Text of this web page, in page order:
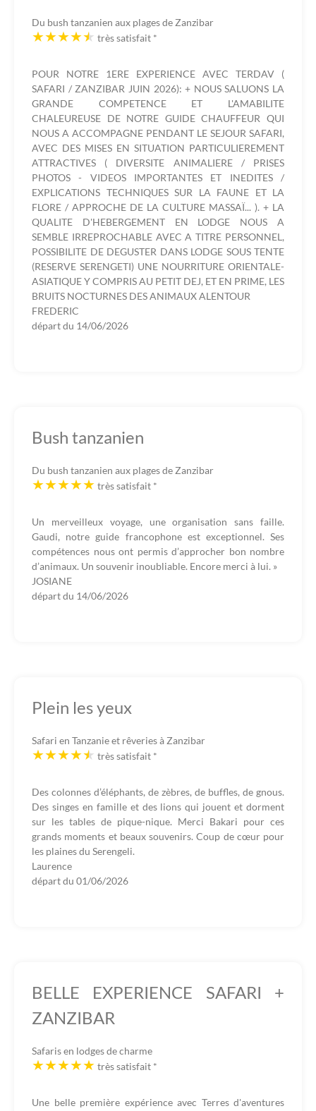
Du bush tanzanien aux plages de Zanzibar
très satisfait *
POUR NOTRE 1ERE EXPERIENCE AVEC TERDAV (
SAFARI / ZANZIBAR JUIN 2026): + NOUS SALUONS LA
GRANDE COMPETENCE ET L'AMABILITE
CHALEUREUSE DE NOTRE GUIDE CHAUFFEUR QUI
NOUS A ACCOMPAGNE PENDANT LE SEJOUR SAFARI,
AVEC DES MISES EN SITUATION PARTICULIEREMENT
ATTRACTIVES ( DIVERSITE ANIMALIERE / PRISES
PHOTOS - VIDEOS IMPORTANTES ET INEDITES /
EXPLICATIONS TECHNIQUES SUR LA FAUNE ET LA
FLORE / APPROCHE DE LA CULTURE MASSAÏ... ). + LA
QUALITE D'HEBERGEMENT EN LODGE NOUS A
SEMBLE IRREPROCHABLE AVEC A TITRE PERSONNEL,
POSSIBILITE DE DEGUSTER DANS LODGE SOUS TENTE
(RESERVE SERENGETI) UNE NOURRITURE ORIENTALE-
ASIATIQUE Y COMPRIS AU PETIT DEJ, ET EN PRIME, LES
BRUITS NOCTURNES DES ANIMAUX ALENTOUR
FREDERIC
départ du 14/06/2026
Bush tanzanien
Du bush tanzanien aux plages de Zanzibar
très satisfait *
Un merveilleux voyage, une organisation sans faille.
Gaudi, notre guide francophone est exceptionnel. Ses
compétences nous ont permis d’approcher bon nombre
d’animaux. Un souvenir inoubliable. Encore merci à lui. »
JOSIANE
départ du 14/06/2026
Plein les yeux
Safari en Tanzanie et rêveries à Zanzibar
très satisfait *
Des colonnes d’éléphants, de zèbres, de buffles, de gnous.
Des singes en famille et des lions qui jouent et dorment
sur les tables de pique-nique. Merci Bakari pour ces
grands moments et beaux souvenirs. Coup de cœur pour
les plaines du Serengeli.
Laurence
départ du 01/06/2026
BELLE EXPERIENCE SAFARI +
ZANZIBAR
Safaris en lodges de charme
très satisfait *
Une belle première expérience avec Terres d'aventures